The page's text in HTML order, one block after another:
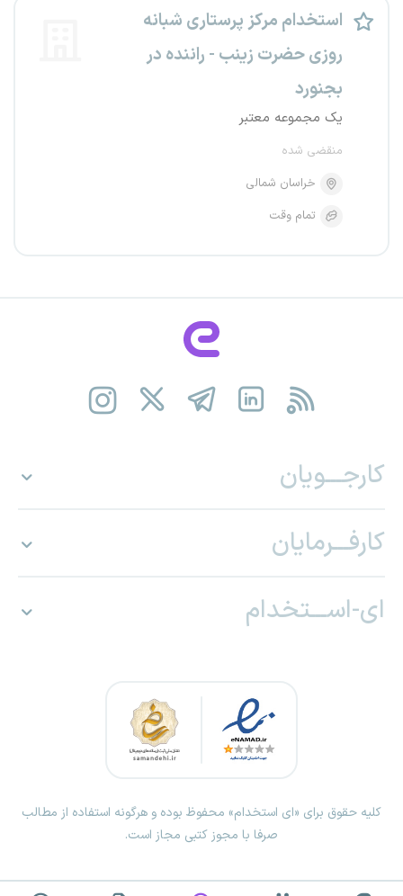
استخدام مرکز پرستاری شبانه
روزی حضرت زینب - راننده در
بجنورد
یک مجموعه معتبر
منقضی شده
خراسان شمالی
تمام وقت
کارجـــویان
کارفـــرمایان
ای-اســـتخدام
کلیه حقوق برای «ای استخدام» محفوظ بوده و هرگونه استفاده از مطالب
صرفا با مجوز کتبی مجاز است.